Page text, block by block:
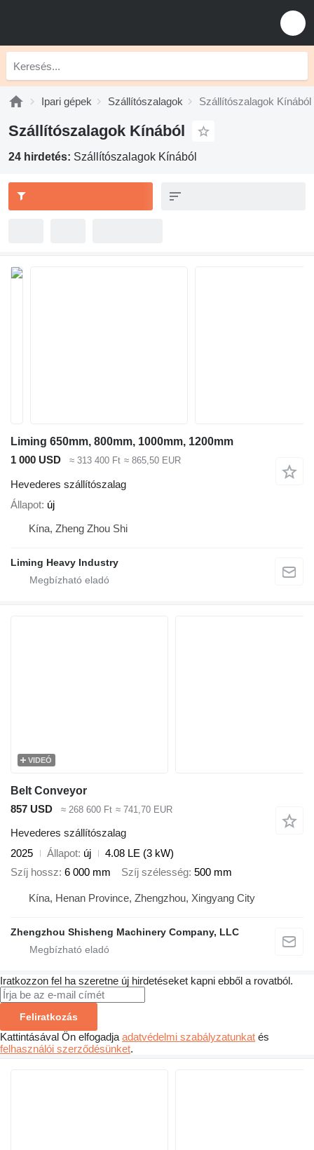
Ipari gépek Szállítószalagok Szállítószalagok Kínából
Szállítószalagok Kínából
24 hirdetés: Szállítószalagok Kínából
Liming 650mm, 800mm, 1000mm, 1200mm
1 000 USD
≈ 313 400 Ft ≈ 865,50 EUR
Hevederes szállítószalag
Állapot új
Kína, Zheng Zhou Shi
Liming Heavy Industry
VIDEÓ
Belt Conveyor
857 USD
≈ 268 600 Ft ≈ 741,70 EUR
Hevederes szállítószalag
2025
Állapot új
4.08 LE (3 kW)
Szíj hossz 6 000 mm Szíj szélesség 500 mm
Kína, Henan Province, Zhengzhou, Xingyang City
Zhengzhou Shisheng Machinery Company, LLC
Iratkozzon fel ha szeretne új hirdetéseket kapni ebből a rovatból.
Feliratkozás
Kattintásával Ön elfogadja adatvédelmi szabályzatunkat és
felhasználói szerződésünket.